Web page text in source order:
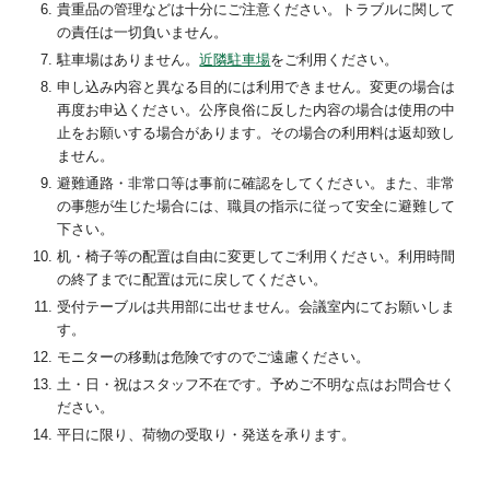
貴重品の管理などは十分にご注意ください。トラブルに関して
の責任は一切負いません。
駐車場はありません。近隣駐車場をご利用ください。
申し込み内容と異なる目的には利用できません。変更の場合は
再度お申込ください。公序良俗に反した内容の場合は使用の中
止をお願いする場合があります。その場合の利用料は返却致し
ません。
避難通路・非常口等は事前に確認をしてください。また、非常
の事態が生じた場合には、職員の指示に従って安全に避難して
下さい。
机・椅子等の配置は自由に変更してご利用ください。利用時間
の終了までに配置は元に戻してください。
受付テーブルは共用部に出せません。会議室内にてお願いしま
す。
モニターの移動は危険ですのでご遠慮ください。
土・日・祝はスタッフ不在です。予めご不明な点はお問合せく
ださい。
平日に限り、荷物の受取り・発送を承ります。